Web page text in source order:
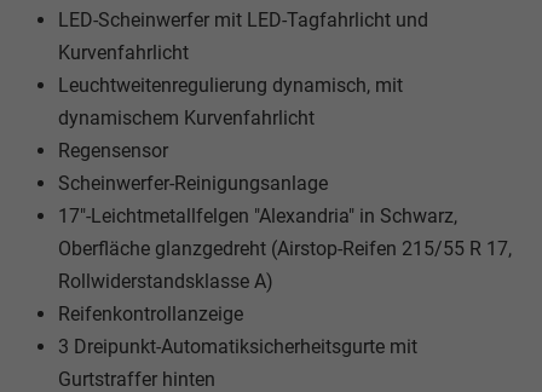
LED-Scheinwerfer mit LED-Tagfahrlicht und
Kurvenfahrlicht
Leuchtweitenregulierung dynamisch, mit
dynamischem Kurvenfahrlicht
Regensensor
Scheinwerfer-Reinigungsanlage
17"-Leichtmetallfelgen "Alexandria" in Schwarz,
Oberfläche glanzgedreht (Airstop-Reifen 215/55 R 17,
Rollwiderstandsklasse A)
Reifenkontrollanzeige
3 Dreipunkt-Automatiksicherheitsgurte mit
Gurtstraffer hinten